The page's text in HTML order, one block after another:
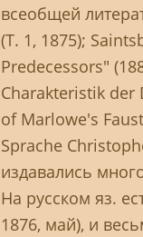
всеобщей
(T. 1, 1875);
Predecessors"
Charakteristik der
of Marlowe's
Sprache
издавались
На русском яз.
1876, май), и